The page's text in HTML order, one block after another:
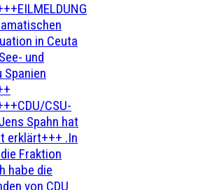
in Ceuta
und
CSU-
Spahn hat
erklärt+++ .In
Fraktion
habe die
von CDU